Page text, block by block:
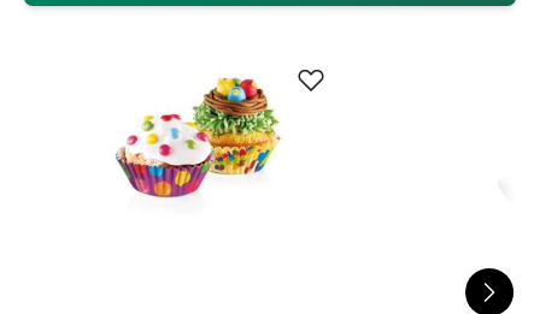
, które wyczarują mini-tort! A jeśli jesteś
doświadczonym domowym cukiernikiem i pieczesz w
dużych ilościach, na pewno przydadzą Ci się również
akcesoria do dekorowania